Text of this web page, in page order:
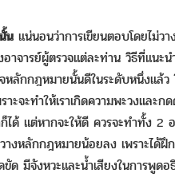
น แน่นอนว่าการเขียนตอบโดยไม่
รย์ผู้ตรวจแต่ละท่าน วิธีที่แนะนำ
จหลักกฎหมายนั้นดีในระดับหนึ่งแ
ะทำให้เราเกิดความพะวงและ
แต่หากจะให้ดี ควรจะทำทั้ง 2
างหลักกฎหมายน้อยลง เพราะได้
มีจังหวะและน้ำเสียงในการพูด